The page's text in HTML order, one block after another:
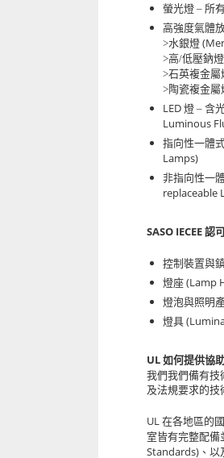
螢光燈 – 所
高強度氣體
>水銀燈
>高/低壓鈉燈
>石英複金屬
>陶瓷複金屬
LED 燈 – 含
Luminous
指向性一體
Lamps)
非指向性一
replaceable
SASO IECEE 認
控制裝置與
燈座 (Lamp
燈泡與照明
燈具
UL 如何提供協
我們我們備有技
及法規要求的技
UL 在各地區的
室皆有完整配備
Standards) 、